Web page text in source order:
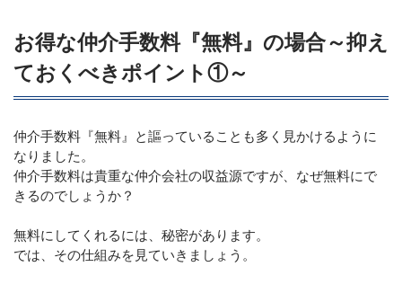
お得な仲介手数料『無料』の場合～抑え
ておくべきポイント①～
仲介手数料『無料』と謳っていることも多く見かけるように
なりました。
仲介手数料は貴重な仲介会社の収益源ですが、なぜ無料にで
きるのでしょうか？
無料にしてくれるには、秘密があります。
では、その仕組みを見ていきましょう。